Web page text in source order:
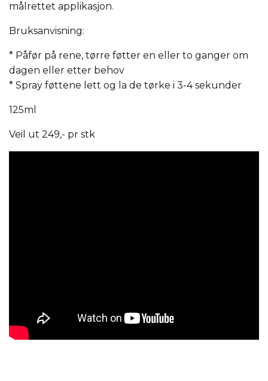
målrettet applikasjon.
Bruksanvisning:
* Påfør på rene, tørre føtter en eller to ganger om
dagen eller etter behov
* Spray føttene lett og la de tørke i 3-4 sekunder
125ml
Veil ut 249,- pr stk